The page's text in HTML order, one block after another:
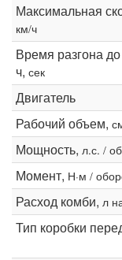
Максимальная
км/ч
Время разгона
ч, сек
Двигатель
Рабочий объем,
Мощность, л.с. /
Момент, Н·м /
Расход комби, л
Тип коробки